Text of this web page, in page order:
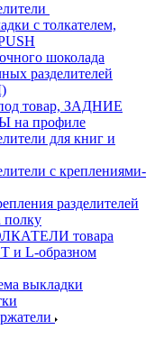
с толкателем,
шоколада
разделителей
товар, ЗАДНИЕ
на профиле
для книг и
с креплениями-
разделителей
полку
товара
Т и L-образном
выкладки